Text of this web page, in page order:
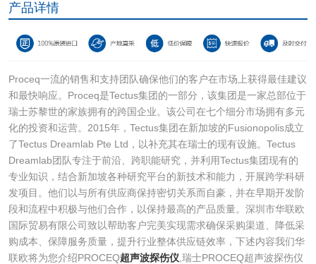
产品详情
Proceq一流的销售和支持团队确保他们的客户在市场上获得最佳建议
和最快响应。Proceq是Tectus集团的一部分，该集团是一家总部位于
瑞士苏黎世的家族拥有的跨国企业。该公司在七个细分市场拥有多元
化的投资和运营。2015年，Tectus集团在新加坡的Fusionopolis成立
了Tectus Dreamlab Pte Ltd，以补充其在瑞士的现有设施。Tectus
Dreamlab团队专注于前沿、跨职能研究，并利用Tectus集团现有的
专业知识，结合新加坡各种研究平台的新技术和能力，开展跨学科研
发项目。他们以与所有供应商保持密切关系而自豪，并在早期开发阶
段和流程中积极与他们合作，以保持最高的产品质量。深圳市华联欧
国际贸易有限公司致以帮助客户完美实现需求确保采购渠道、降低采
购成本、保障服务质量，提升行业整体供应链效率，下述内容我们华
联欧将为您介绍PROCEQ超声波探伤仪,瑞士PROCEQ超声波探伤仪